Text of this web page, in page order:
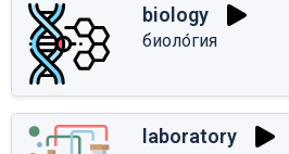
biology
биоло́гия
laboratory